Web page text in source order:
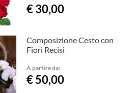
€ 30,00
Composizione Cesto con
Fiori Recisi
A partire da:
€ 50,00